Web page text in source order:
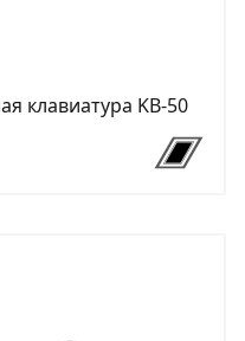
клавиатура KB-50